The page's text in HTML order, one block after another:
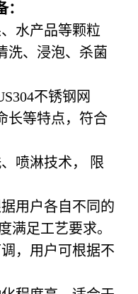
水产品等颗粒
洗、浸泡、杀菌
不锈钢网
长等特点，符合
喷淋技术， 限
用户各自不同的
满足工艺要求。
，用户可根据不